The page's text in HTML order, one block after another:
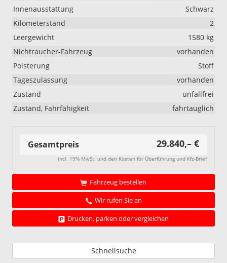
Innenausstattung
Schwarz
Kilometerstand
2
Leergewicht
1580 kg
Nichtraucher-Fahrzeug
vorhanden
Polsterung
Stoff
Tageszulassung
vorhanden
Zustand
unfallfrei
Zustand, Fahrfähigkeit
fahrtauglich
Gesamtpreis 29.840,– €
incl. 19% MwSt. und den Kosten für Überführung und Kfz-Brief
Fahrzeug bestellen
Wir rufen Sie an
Drucken, parken oder vergleichen
Schnellsuche